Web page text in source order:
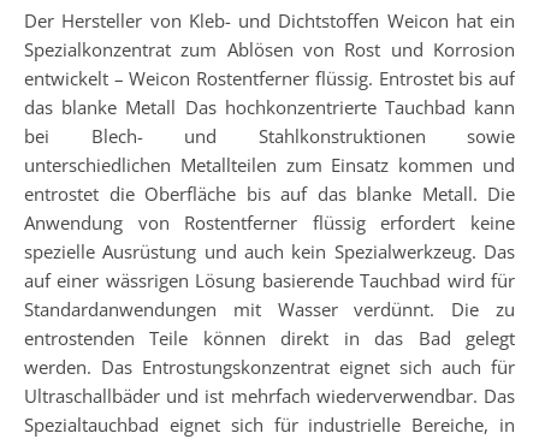
Der Hersteller von Kleb- und Dichtstoffen Weicon hat ein
Spezialkonzentrat zum Ablösen von Rost und Korrosion
entwickelt – Weicon Rostentferner flüssig. Entrostet bis auf
das blanke Metall Das hochkonzentrierte Tauchbad kann
bei Blech- und Stahlkonstruktionen sowie
unterschiedlichen Metallteilen zum Einsatz kommen und
entrostet die Oberfläche bis auf das blanke Metall. Die
Anwendung von Rostentferner flüssig erfordert keine
spezielle Ausrüstung und auch kein Spezialwerkzeug. Das
auf einer wässrigen Lösung basierende Tauchbad wird für
Standardanwendungen mit Wasser verdünnt. Die zu
entrostenden Teile können direkt in das Bad gelegt
werden. Das Entrostungskonzentrat eignet sich auch für
Ultraschallbäder und ist mehrfach wiederverwendbar. Das
Spezialtauchbad eignet sich für industrielle Bereiche, in